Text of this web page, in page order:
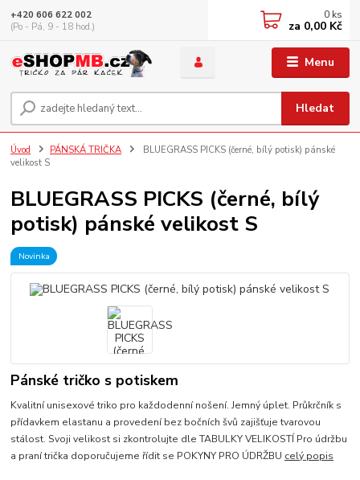
Menu
Hledat
+420 606 622 002
(Po - Pá, 9 - 18 hod.)
0 ks
za 0,00 Kč
Úvod PÁNSKÁ TRIČKA
BLUEGRASS PICKS (černé, bílý potisk) pánské
velikost S
BLUEGRASS PICKS (černé, bílý
potisk) pánské velikost S
Novinka
Pánské tričko s potiskem
Kvalitní unisexové triko pro každodenní nošení. Jemný úplet. Průkrčník s
přídavkem elastanu a provedení bez bočních švů zajišťuje tvarovou
stálost. Svoji velikost si zkontrolujte dle TABULKY VELIKOSTÍ Pro údržbu
a praní trička doporučujeme řídit se POKYNY PRO ÚDRŽBU celý popis